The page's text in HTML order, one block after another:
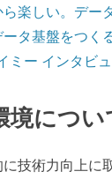
楽しい。デー
タ基盤をつく
ミー インタビ
境につい
技術力向上に